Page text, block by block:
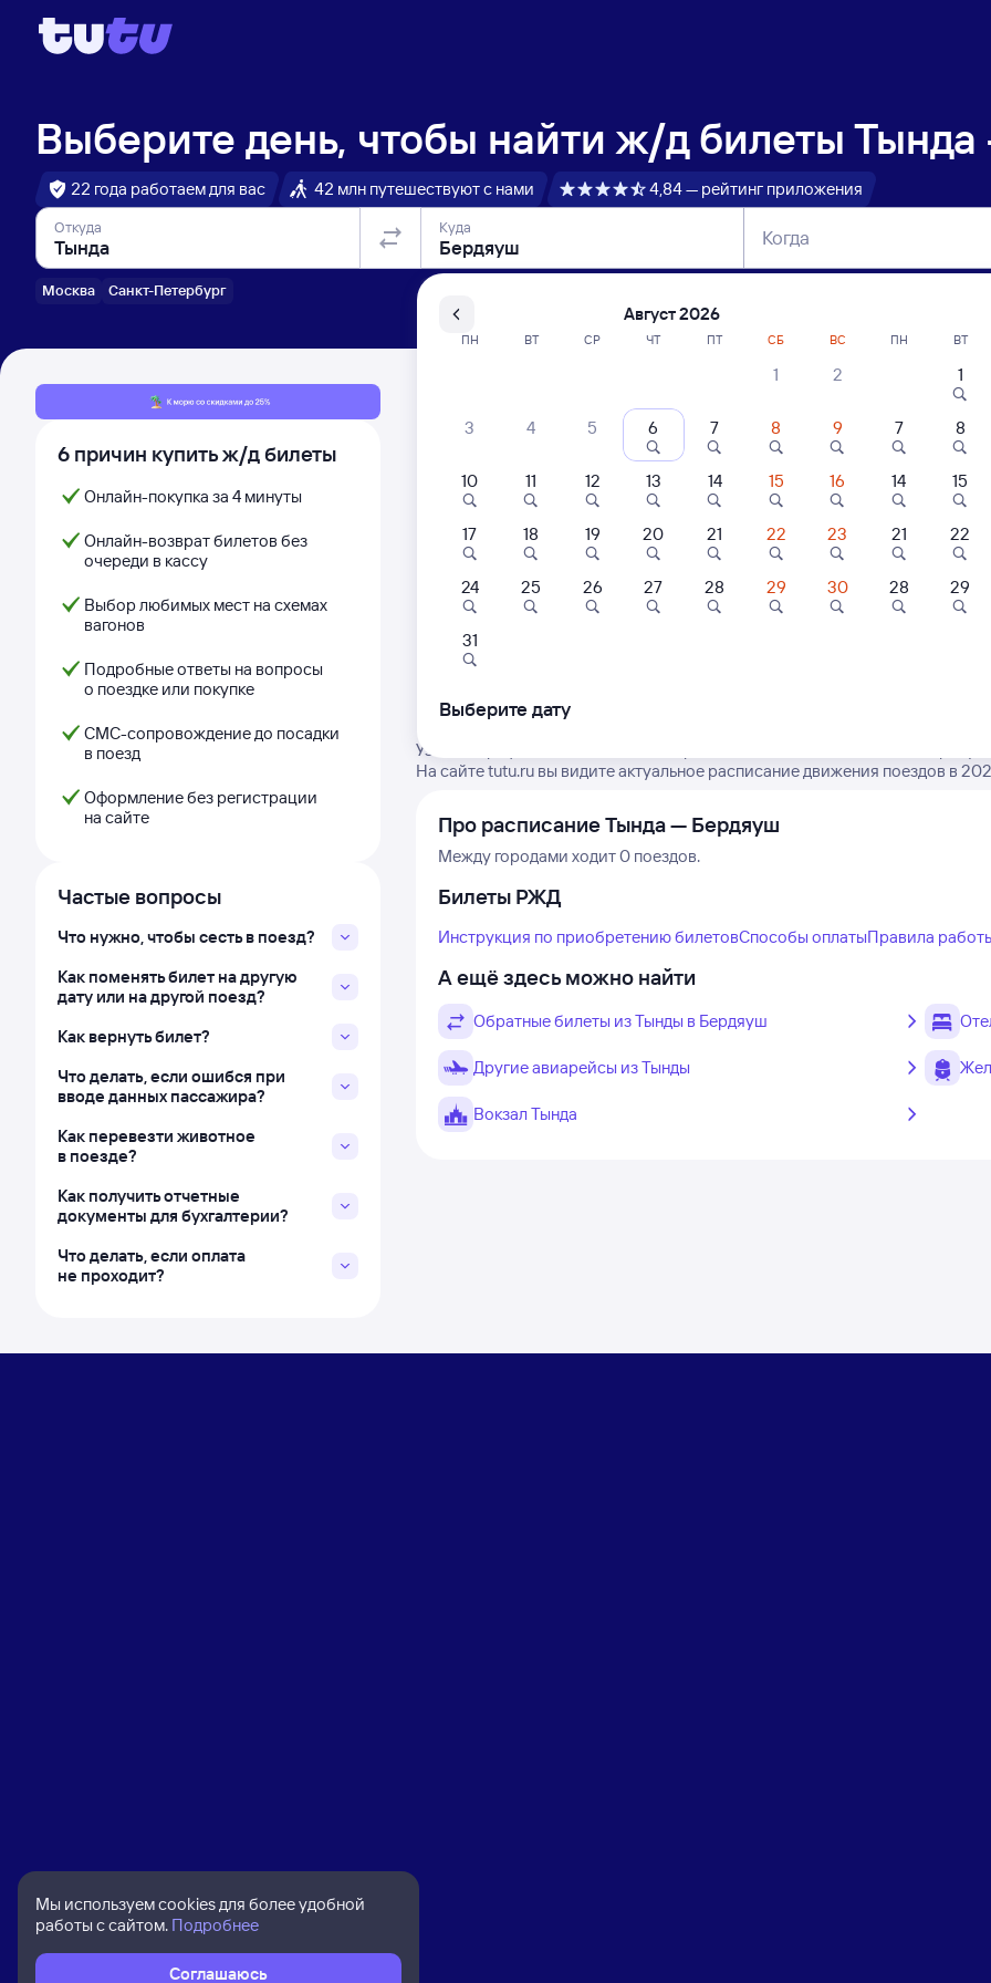
Выберите день, чтобы найти ж/д билеты
22 года работаем для вас 42 млн путешествуют с нами 4,84 — рейтинг приложения
Откуда
Москва Санкт-Петербург
Куда Когда
6 причин купить ж/д билеты
Онлайн-покупка за 4 минуты
Онлайн-возврат билетов без
очереди в кассу
Выбор любимых мест на схемах
вагонов
Подробные ответы на вопросы
о поездке или покупке
СМС-сопровождение до посадки
в поезд
Оформление без регистрации
на сайте
Частые вопросы
Что нужно, чтобы сесть в поезд?
Как поменять билет на другую
дату или на другой поезд?
Как вернуть билет?
Что делать, если ошибся при
вводе данных пассажира?
Как перевезти животное
в поезде?
Как получить отчетные
документы для бухгалтерии?
Что делать, если оплата
не проходит?
Расписание поездов Тында — Бердяуш
Нет рейсов по этому
Узнайте график движения пассажирских поездов РЖД из Тынды в
На сайте tutu.ru вы видите актуальное расписание движения поездов в
Про расписание Тында — Бердяуш
Между городами ходит 0 поездов.
Билеты РЖД
Инструкция по приобретению билетовСпособы оплатыПравила
А ещё здесь можно найти
Обратные билеты из Тынды в Бердяуш
Другие авиарейсы из Тынды
Вокзал Тында
Мы используем cookies для более удобной
работы с сайтом. Подробнее
Соглашаюсь
Август 2026
ПН ВТ СР ЧТ ПТ СБ ВС
1 2
3 4 5 6 7 8 9
10 11 12 13 14 15 16
17 18 19 20 21 22 23
24 25 26 27 28 29 30
31
ПН ВТ
1
7 8
14 15
21 22
28 29
Выберите дату